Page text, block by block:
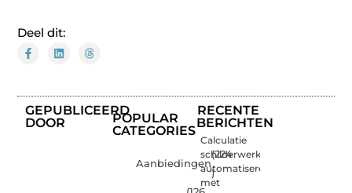
Deel dit:
GEPUBLICEERD
DOOR
POPULAR
CATEGORIES
Aanbiedingen
(224
)
RECENTE
BERICHTEN
Calculatie
schilderwerk
automatiseren
met